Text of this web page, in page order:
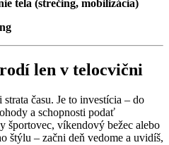
tela (strečing, mobilizácia)
len v telocvični
času. Je to investícia – do
a schopnosti podať
športovec, víkendový bežec alebo
štýlu – začni deň vedome a uvidíš,